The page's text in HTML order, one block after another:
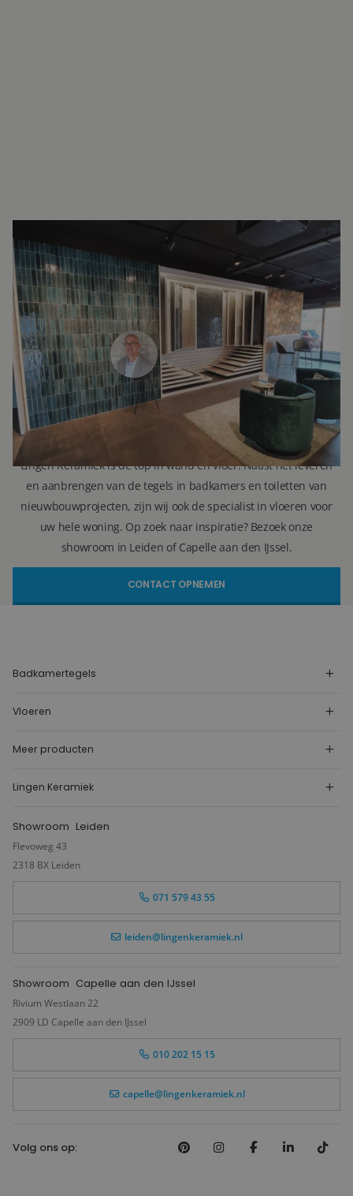
INTERESSE? LAAT UW GEGEVENS ACHTER EN
WE ZIEN U SNEL IN DE SHOWROOM!
Ron Elfrink
Verkoopadviseur
071 579 43 55
(Leiden)
010 202 15 15
(Capelle aan den IJssel)
info@lingenkeramiek.nl
Lingen Keramiek is de top in wand en vloer. Naast het leveren
en aanbrengen van de tegels in badkamers en toiletten van
nieuwbouwprojecten, zijn wij ook de specialist in vloeren voor
uw hele woning. Op zoek naar inspiratie? Bezoek onze
showroom in Leiden of Capelle aan den IJssel.
CONTACT OPNEMEN
Badkamertegels
Vloeren
Meer producten
Lingen Keramiek
Showroom Leiden
Flevoweg 43
2318 BX Leiden
071 579 43 55
leiden@lingenkeramiek.nl
Showroom Capelle aan den IJssel
Rivium Westlaan 22
2909 LD Capelle aan den IJssel
010 202 15 15
capelle@lingenkeramiek.nl
Volg ons op: